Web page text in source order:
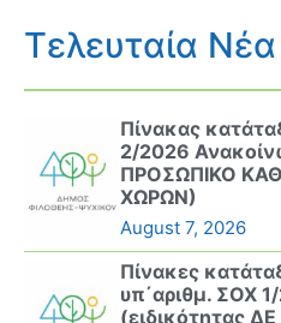
Τελευταία Νέα
Πίνακας
2/2026
ΠΡΟΣΩΠΙΚΟ
ΧΩΡΩΝ)
August 7, 2026
Πίνακες
υπ΄αριθμ. ΣΟΧ
(ειδικότητας